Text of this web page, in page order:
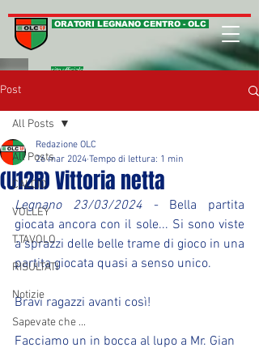
ORATORI LEGNANO CENTRO - OLC
sito ufficiale
Post
All Posts
CALCIO
VOLLEY
T.TAVOLO
RISULTATI
Notizie
Sapevate che ...
All Posts
(U12R) Vittoria netta
Redazione OLC
26 mar 2024 Tempo di lettura: 1 min
Legnano 23/03/2024 - Bella partita
giocata ancora con il sole... Si sono viste
a sprazzi delle belle trame di gioco in una
partita giocata quasi a senso unico.
Bravi ragazzi avanti così!
Facciamo un in bocca al lupo a Mr. Gian